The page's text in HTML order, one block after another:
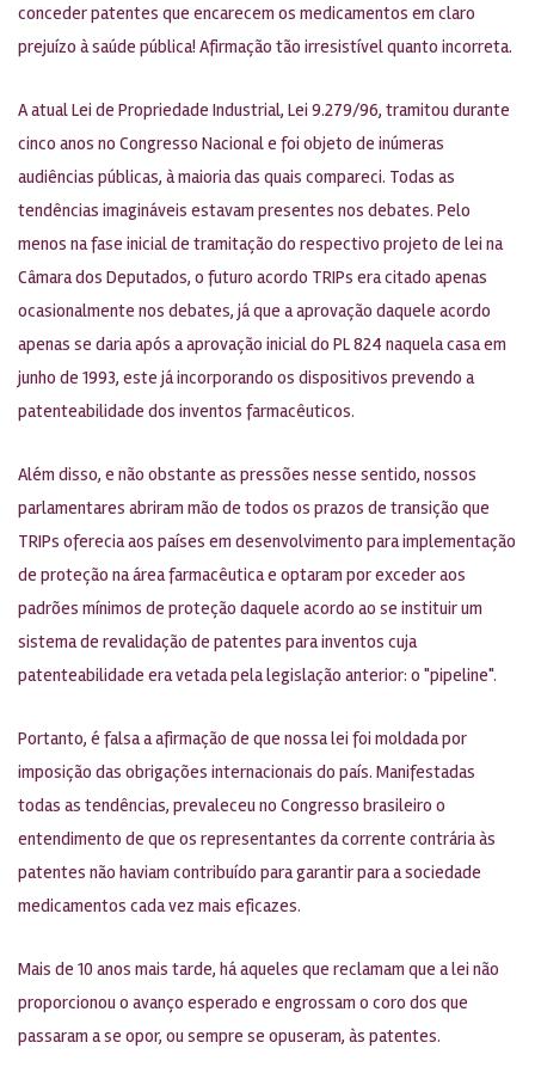
conceder patentes que encarecem os medicamentos em claro
prejuízo à saúde pública! Afirmação tão irresistível quanto incorreta.
A atual Lei de Propriedade Industrial, Lei 9.279/96, tramitou durante
cinco anos no Congresso Nacional e foi objeto de inúmeras
audiências públicas, à maioria das quais compareci. Todas as
tendências imagináveis estavam presentes nos debates. Pelo
menos na fase inicial de tramitação do respectivo projeto de lei na
Câmara dos Deputados, o futuro acordo TRIPs era citado apenas
ocasionalmente nos debates, já que a aprovação daquele acordo
apenas se daria após a aprovação inicial do PL 824 naquela casa em
junho de 1993, este já incorporando os dispositivos prevendo a
patenteabilidade dos inventos farmacêuticos.
Além disso, e não obstante as pressões nesse sentido, nossos
parlamentares abriram mão de todos os prazos de transição que
TRIPs oferecia aos países em desenvolvimento para implementação
de proteção na área farmacêutica e optaram por exceder aos
padrões mínimos de proteção daquele acordo ao se instituir um
sistema de revalidação de patentes para inventos cuja
patenteabilidade era vetada pela legislação anterior: o "pipeline".
Portanto, é falsa a afirmação de que nossa lei foi moldada por
imposição das obrigações internacionais do país. Manifestadas
todas as tendências, prevaleceu no Congresso brasileiro o
entendimento de que os representantes da corrente contrária às
patentes não haviam contribuído para garantir para a sociedade
medicamentos cada vez mais eficazes.
Mais de 10 anos mais tarde, há aqueles que reclamam que a lei não
proporcionou o avanço esperado e engrossam o coro dos que
passaram a se opor, ou sempre se opuseram, às patentes.